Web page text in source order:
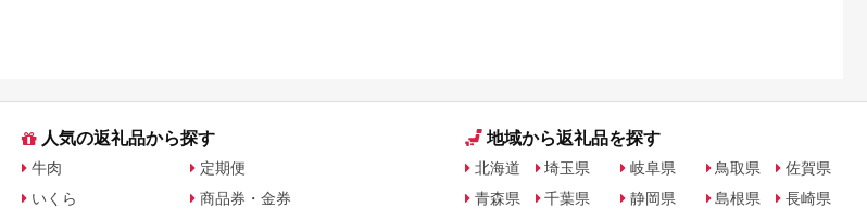
人気の返礼品から探す
牛肉
いくら
定期便
商品券・金券
地域から返礼品を探す
北海道
青森県
埼玉県
千葉県
岐阜県
静岡県
鳥取県
島根県
佐賀県
長崎県